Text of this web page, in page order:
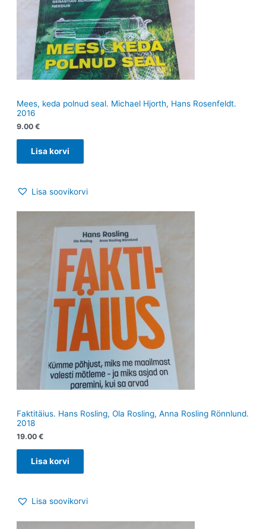
Mees, keda polnud seal. Michael Hjorth, Hans Rosenfeldt.
2016
9.00 €
Lisa korvi
Lisa soovikorvi
Faktitäius. Hans Rosling, Ola Rosling, Anna Rosling Rönnlund.
2018
19.00 €
Lisa korvi
Lisa soovikorvi